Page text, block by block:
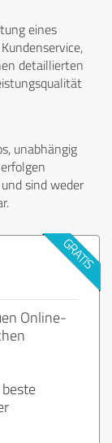
eines
detaillierten
unabhängig
sind weder
Online-